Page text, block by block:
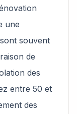
une
souvent
de
des
entre 50 et
des